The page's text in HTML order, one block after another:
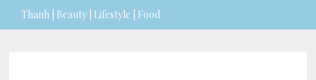
Thanh | Beauty | Lifestyle | Food